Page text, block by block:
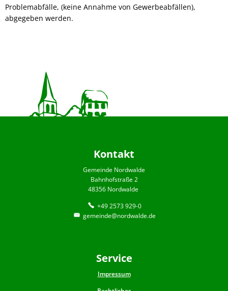
Problemabfälle, (keine Annahme von Gewerbeabfällen),
abgegeben werden.
Kontakt
Gemeinde Nordwalde
Bahnhofstraße 2
48356 Nordwalde
+49 2573 929-0
gemeinde@nordwalde.de
Service
Impressum